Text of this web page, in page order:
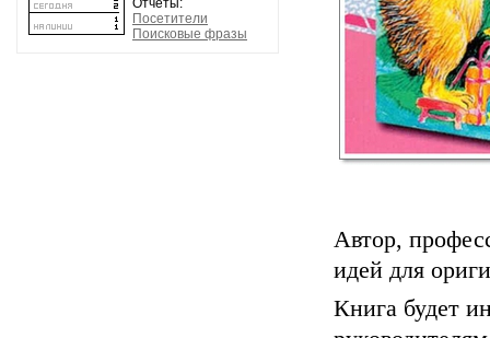
Отчеты:
Посетители
Поисковые фразы
Автор,
идей для
Книга будет